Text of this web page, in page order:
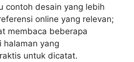
contoh desain yang lebih
online yang relevan;
membaca beberapa
halaman yang
untuk dicatat.